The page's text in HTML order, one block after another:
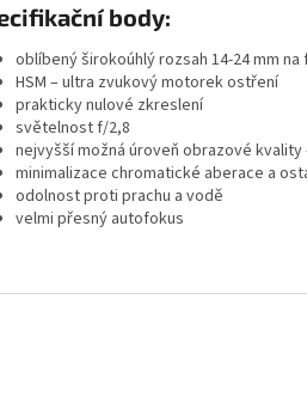
body:
oblíbený širokoúhlý rozsah 14-24 mm
HSM – ultra zvukový motorek ostření
prakticky nulové zkreslení
světelnost f/2,8
nejvyšší možná úroveň obrazové kvality
minimalizace chromatické aberace a
odolnost proti prachu a vodě
velmi přesný autofokus